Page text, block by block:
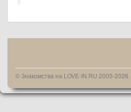
© Знакомства на LOVE-IN.RU 2005-2026.